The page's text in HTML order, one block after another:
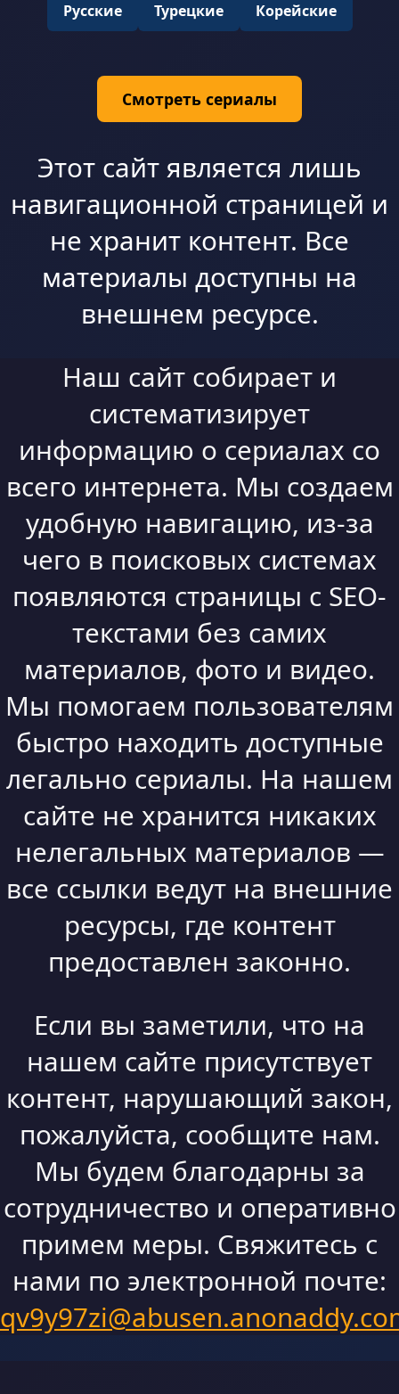
Русские Турецкие Корейские
Смотреть сериалы
Этот сайт является лишь
навигационной страницей и
не хранит контент. Все
материалы доступны на
внешнем ресурсе.
Наш сайт собирает и
систематизирует
информацию о сериалах со
всего интернета. Мы создаем
удобную навигацию, из-за
чего в поисковых системах
появляются страницы с SEO-
текстами без самих
материалов, фото и видео.
Мы помогаем пользователям
быстро находить доступные
легально сериалы. На нашем
сайте не хранится никаких
нелегальных материалов —
все ссылки ведут на внешние
ресурсы, где контент
предоставлен законно.
Если вы заметили, что на
нашем сайте присутствует
контент, нарушающий закон,
пожалуйста, сообщите нам.
Мы будем благодарны за
сотрудничество и оперативно
примем меры. Свяжитесь с
нами по электронной почте: